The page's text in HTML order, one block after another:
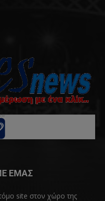
ΕΜΑΣ
site στον χώρο της